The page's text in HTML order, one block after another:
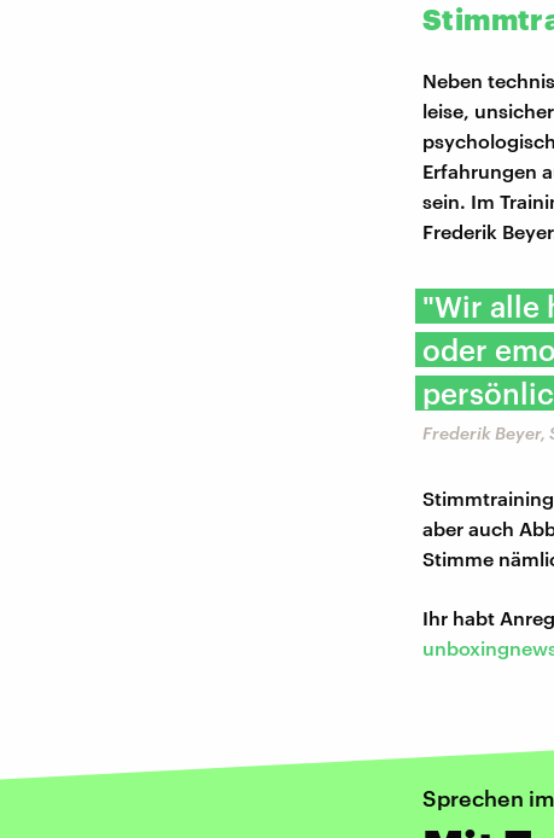
Neben
leise,
Erfahrungen
sein. Im
Frederik
"Wir alle
oder
Frederik
aber auch
Stimme
Ihr habt
Sprechen